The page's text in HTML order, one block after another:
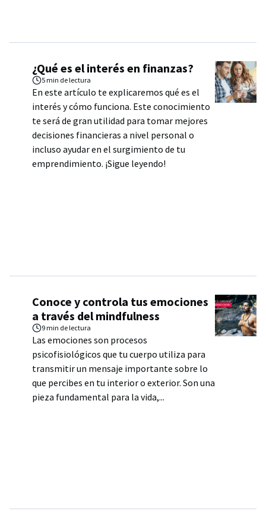
¿Qué es el interés en finanzas?
5 min de lectura
En este artículo te explicaremos qué es el
interés y cómo funciona. Este conocimiento
te será de gran utilidad para tomar mejores
decisiones financieras a nivel personal o
incluso ayudar en el surgimiento de tu
emprendimiento. ¡Sigue leyendo!
Conoce y controla tus emociones
a través del mindfulness
9 min de lectura
Las emociones son procesos
psicofisiológicos que tu cuerpo utiliza para
transmitir un mensaje importante sobre lo
que percibes en tu interior o exterior. Son una
pieza fundamental para la vida,...